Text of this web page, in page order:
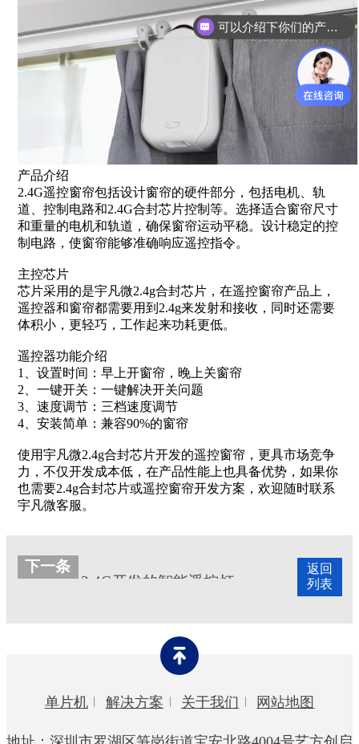
产品介绍
2.4G遥控窗帘包括设计窗帘的硬件部分，包括电机、轨
道、控制电路和2.4G合封芯片控制等。选择适合窗帘尺寸
和重量的电机和轨道，确保窗帘运动平稳。设计稳定的控
制电路，使窗帘能够准确响应遥控指令。
主控芯片
芯片采用的是宇凡微2.4g合封芯片，在遥控窗帘产品上，
遥控器和窗帘都需要用到2.4g来发射和接收，同时还需要
体积小，更轻巧，工作起来功耗更低。
遥控器功能介绍
1、设置时间：早上开窗帘，晚上关窗帘
2、一键开关：一键解决开关问题
3、速度调节：三档速度调节
4、安装简单：兼容90%的窗帘
使用宇凡微2.4g合封芯片开发的遥控窗帘，更具市场竞争
力，不仅开发成本低，在产品性能上也具备优势，如果你
也需要2.4g合封芯片或遥控窗帘开发方案，欢迎随时联系
宇凡微客服。
返回
列表
下一条
单片机 解决方案 关于我们 网站地图
可以介绍下你们的产品么？